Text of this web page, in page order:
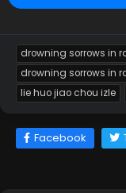
drowning sorrows in
drowning sorrows in
lie huo jiao chou izle
Facebook